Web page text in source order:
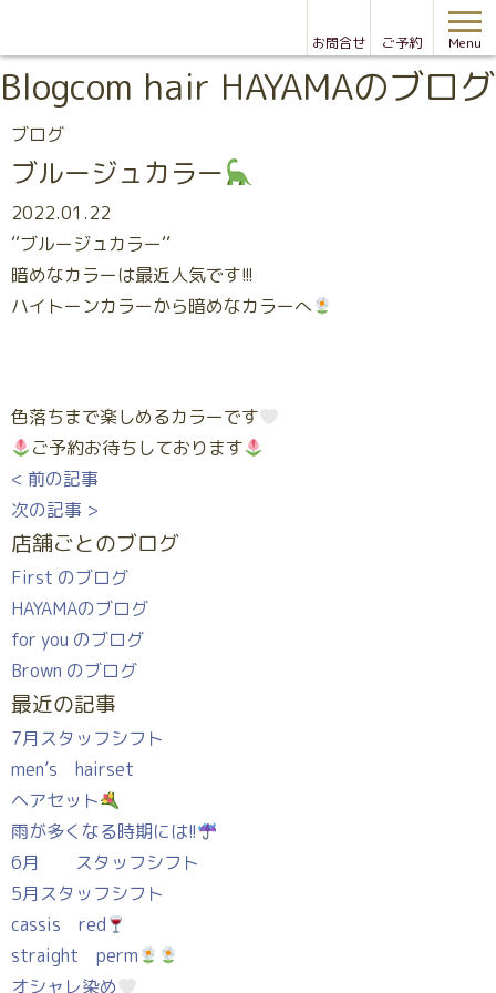
お問合せ ご予約 Menu
Blogcom hair HAYAMAのブログ
ブログ
ブルージュカラー
2022.01.22
‘‘ブルージュカラー‘‘
暗めなカラーは最近人気です!!!
ハイトーンカラーから暗めなカラーへ
色落ちまで楽しめるカラーです
ご予約お待ちしております
< 前の記事
次の記事 >
店舗ごとのブログ
First のブログ
HAYAMAのブログ
for you のブログ
Brown のブログ
最近の記事
7月スタッフシフト
men’s hairset
ヘアセット
雨が多くなる時期には!!
6月 スタッフシフト
5月スタッフシフト
cassis red
straight perm
オシャレ染め